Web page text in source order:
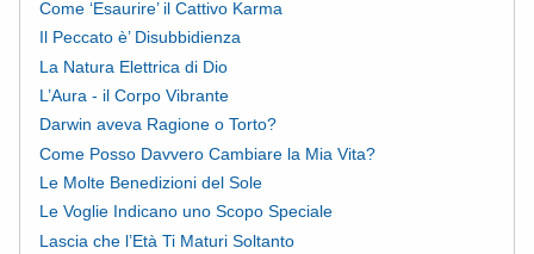
Come ‘Esaurire’ il Cattivo Karma
Il Peccato è’ Disubbidienza
La Natura Elettrica di Dio
L’Aura - il Corpo Vibrante
Darwin aveva Ragione o Torto?
Come Posso Davvero Cambiare la Mia Vita?
Le Molte Benedizioni del Sole
Le Voglie Indicano uno Scopo Speciale
Lascia che l’Età Ti Maturi Soltanto